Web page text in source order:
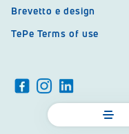
Brevetto e design
TePe Terms of use